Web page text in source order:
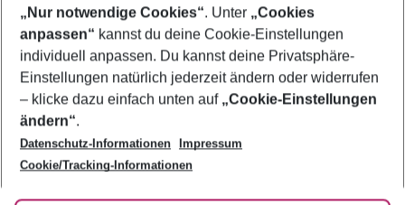
Footer
Footer navigation
Über uns
AGB
Bestpreisgarantie
Cookie-Einstellungen ändern
Cookie-Richtlinie
Agenturbetreuung
Barrierefreies Reisen
Folge uns
„Nur notwendige Cookies“. Unter „Cookies
anpassen“ kannst du deine Cookie-Einstellungen
individuell anpassen. Du kannst deine Privatsphäre-
Einstellungen natürlich jederzeit ändern oder widerrufen
– klicke dazu einfach unten auf „Cookie-Einstellungen
ändern“.
Datenschutz-Informationen
Impressum
Cookie/Tracking-Informationen